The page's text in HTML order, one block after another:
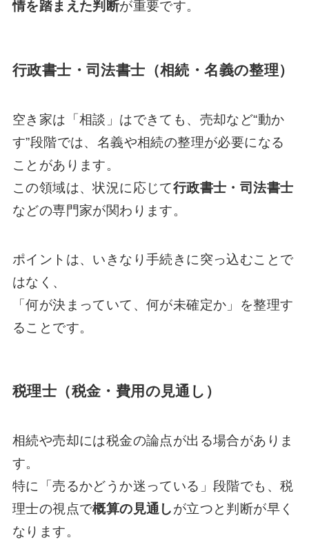
情を踏まえた判断が重要です。
行政書士・司法書士（相続・名義の整理）
空き家は「相談」はできても、売却など“動か
す”段階では、名義や相続の整理が必要になる
ことがあります。
この領域は、状況に応じて行政書士・司法書士
などの専門家が関わります。
ポイントは、いきなり手続きに突っ込むことで
はなく、
「何が決まっていて、何が未確定か」を整理す
ることです。
税理士（税金・費用の見通し）
相続や売却には税金の論点が出る場合がありま
す。
特に「売るかどうか迷っている」段階でも、税
理士の視点で概算の見通しが立つと判断が早く
なります。